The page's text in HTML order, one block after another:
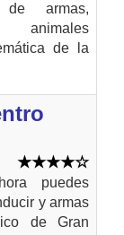
de armas,
animales
de la
puedes
y armas
de Gran